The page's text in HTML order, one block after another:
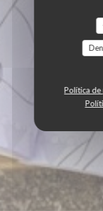
Política